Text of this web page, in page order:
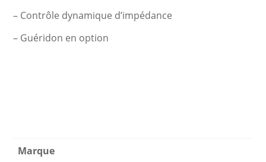
– Contrôle dynamique d’impédance
– Guéridon en option
Marque